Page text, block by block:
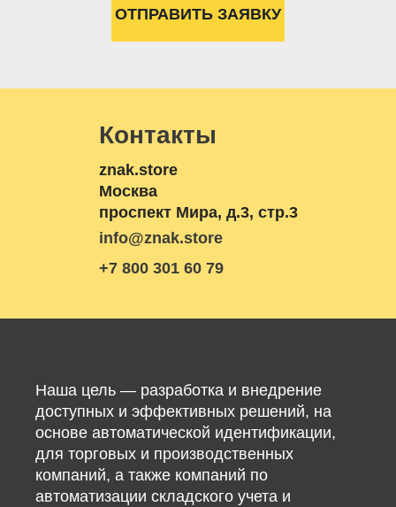
Контакты
znak.store
Москва
проспект Мира, д.3, стр.3
info@znak.store
+7 800 301 60 79
Наша цель — разработка и внедрение
доступных и эффективных решений, на
основе автоматической идентификации,
для торговых и производственных
компаний, а также компаний по
автоматизации складского учета и